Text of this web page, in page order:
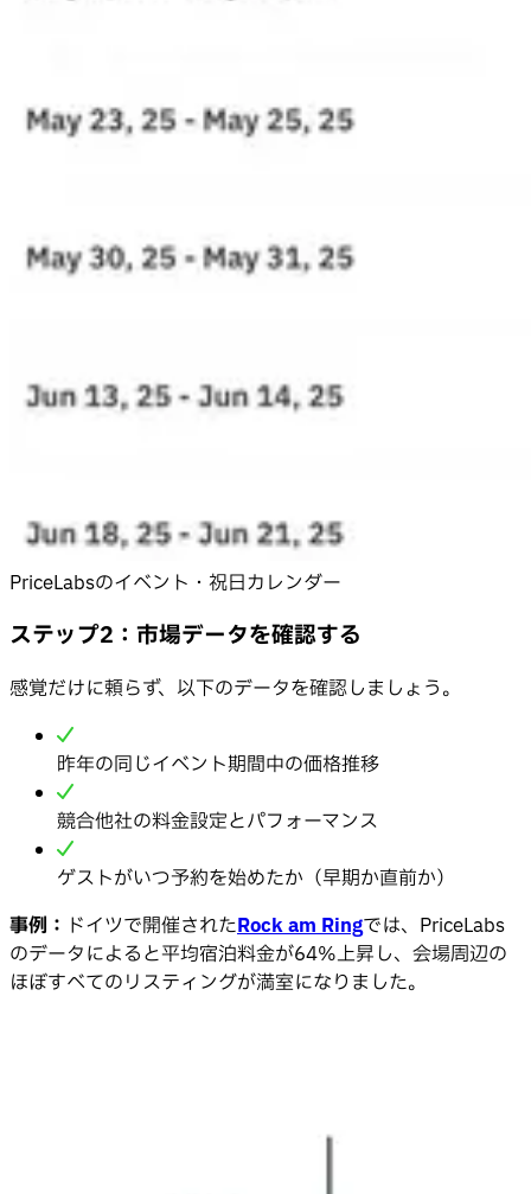
PriceLabsのイベント・祝日カレンダー
ステップ2：市場データを確認する
感覚だけに頼らず、以下のデータを確認しましょう。
昨年の同じイベント期間中の価格推移
競合他社の料金設定とパフォーマンス
ゲストがいつ予約を始めたか（早期か直前か）
事例： ドイツで開催されたRock am Ringでは、PriceLabs
のデータによると平均宿泊料金が64%上昇し、会場周辺の
ほぼすべてのリスティングが満室になりました。